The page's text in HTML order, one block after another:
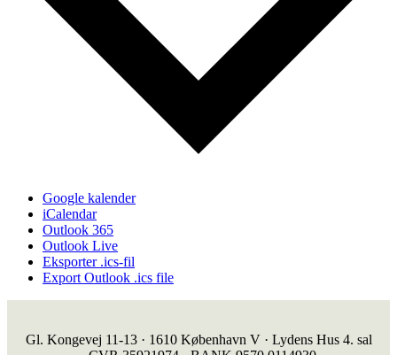
Google kalender
iCalendar
Outlook 365
Outlook Live
Eksporter .ics-fil
Export Outlook .ics file
Gl. Kongevej 11-13 · 1610 København V · Lydens Hus 4. sal